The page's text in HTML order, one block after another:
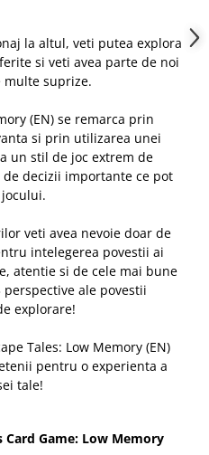
la altul, veti putea explora
si veti avea parte de noi
suprize.
(EN) se remarca prin
si prin utilizarea unei
un stil de joc extrem de
decizii importante ce pot
veti avea nevoie doar de
intelegerea povestii ai
atentie si de cele mai bune
ale povestii
explorare!
Tales: Low Memory (EN)
pentru o experienta a
tale!
Card Game: Low Memory